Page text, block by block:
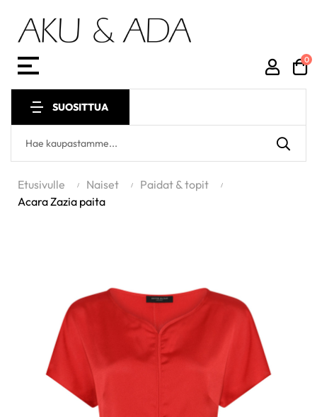
Toggle
navigation
☰ 0
SUOSITTUA
Etusivulle Naiset
Paidat & topit
Acara Zazia paita